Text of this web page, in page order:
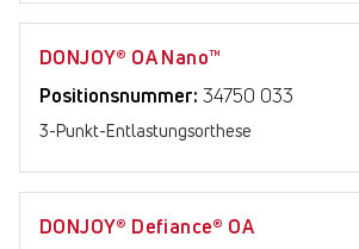
DONJOY® OA Nano™
Positionsnummer: 34750 033
3-Punkt-Entlastungsorthese
DONJOY® Defiance® OA